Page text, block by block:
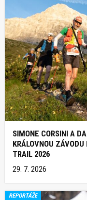
SIMONE CORSINI A
KRÁLOVNOU
TRAIL 2026
29. 7. 2026
REPORTÁŽE